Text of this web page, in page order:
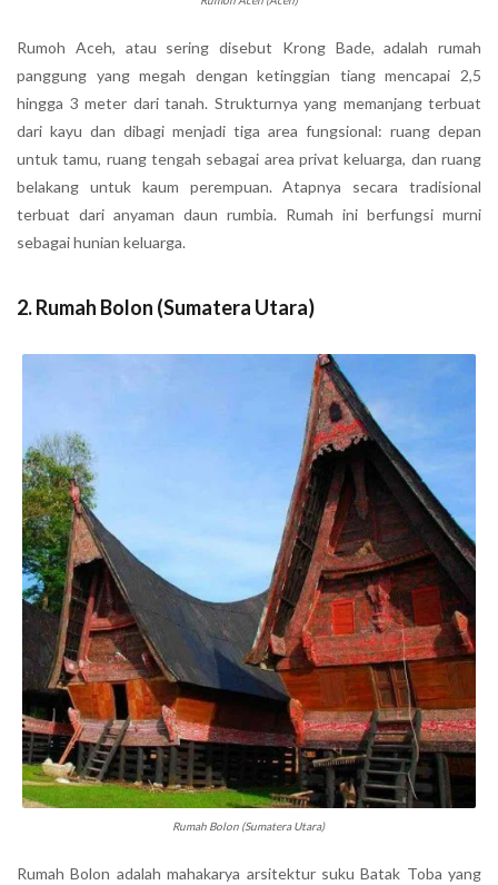
Rumoh Aceh, atau sering disebut Krong Bade, adalah rumah
panggung yang megah dengan ketinggian tiang mencapai 2,5
hingga 3 meter dari tanah. Strukturnya yang memanjang terbuat
dari kayu dan dibagi menjadi tiga area fungsional: ruang depan
untuk tamu, ruang tengah sebagai area privat keluarga, dan ruang
belakang untuk kaum perempuan. Atapnya secara tradisional
terbuat dari anyaman daun rumbia. Rumah ini berfungsi murni
sebagai hunian keluarga.
2. Rumah Bolon (Sumatera Utara)
Rumah Bolon (Sumatera Utara)
Rumah Bolon adalah mahakarya arsitektur suku Batak Toba yang